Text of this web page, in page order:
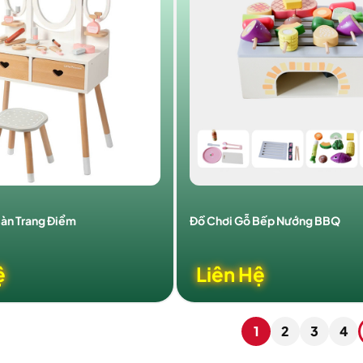
Trang Điểm Đồ Chơi Gỗ Bếp Nướng BBQ
Liên Hệ
1 2 3 4